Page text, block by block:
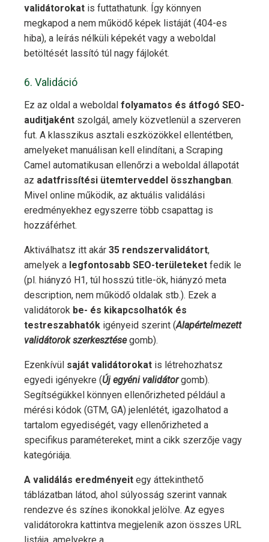
validátorokat is futtathatunk. Így könnyen
megkapod a nem működő képek listáját (404-es
hiba), a leírás nélküli képekét vagy a weboldal
betöltését lassító túl nagy fájlokét.
6. Validáció
Ez az oldal a weboldal folyamatos és átfogó SEO-
auditjaként szolgál, amely közvetlenül a szerveren
fut. A klasszikus asztali eszközökkel ellentétben,
amelyeket manuálisan kell elindítani, a Scraping
Camel automatikusan ellenőrzi a weboldal állapotát
az adatfrissítési ütemterveddel összhangban.
Mivel online működik, az aktuális validálási
eredményekhez egyszerre több csapattag is
hozzáférhet.
Aktiválhatsz itt akár 35 rendszervalidátort,
amelyek a legfontosabb SEO-területeket fedik le
(pl. hiányzó H1, túl hosszú title-ök, hiányzó meta
description, nem működő oldalak stb.). Ezek a
validátorok be- és kikapcsolhatók és
testreszabhatók igényeid szerint (Alapértelmezett
validátorok szerkesztésegomb).
Ezenkívül saját validátorokat is létrehozhatsz
egyedi igényekre (Új egyéni validátorgomb).
Segítségükkel könnyen ellenőrizheted például a
mérési kódok (GTM, GA) jelenlétét, igazolhatod a
tartalom egyediségét, vagy ellenőrizheted a
specifikus paramétereket, mint a cikk szerzője vagy
kategóriája.
A validálás eredményeit egy áttekinthető
táblázatban látod, ahol súlyosság szerint vannak
rendezve és színes ikonokkal jelölve. Az egyes
validátorokra kattintva megjelenik azon összes URL